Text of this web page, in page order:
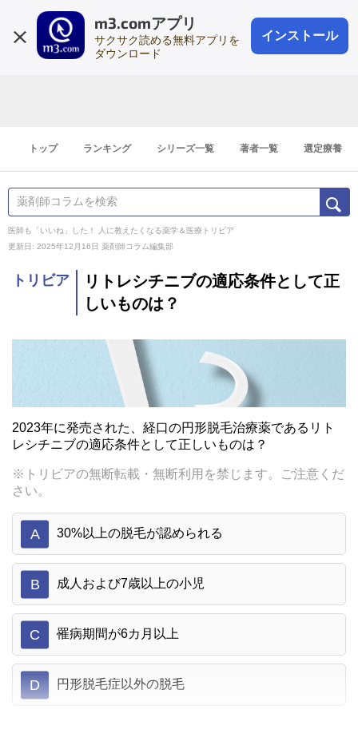
m3.comアプリ
サクサク読める無料アプリを
ダウンロード
インストール
会員登録
登録1分
トップ ランキング シリーズ一覧 著者一覧 選定療養
医師も「いいね」した！ 人に教えたくなる薬学＆医療トリビア
更新日: 2025年12月16日 薬剤師コラム編集部
トリビア
リトレシチニブの適応条件として正
しいものは？
2023年に発売された、経口の円形脱毛治療薬であるリト
レシチニブの適応条件として正しいものは？
※トリビアの無断転載・無断利用を禁じます。ご注意くだ
さい。
A 30%以上の脱毛が認められる
B 成人および7歳以上の小児
C 罹病期間が6カ月以上
D 円形脱毛症以外の脱毛